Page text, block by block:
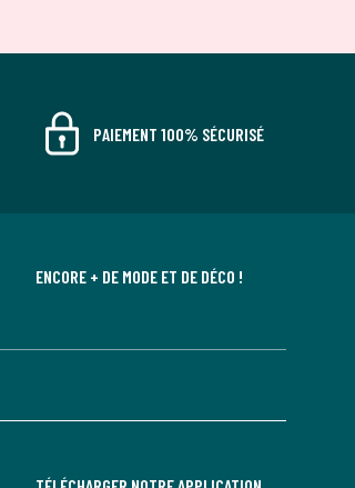
PAIEMENT 100% SÉCURISÉ
ENCORE + DE MODE ET DE DÉCO !